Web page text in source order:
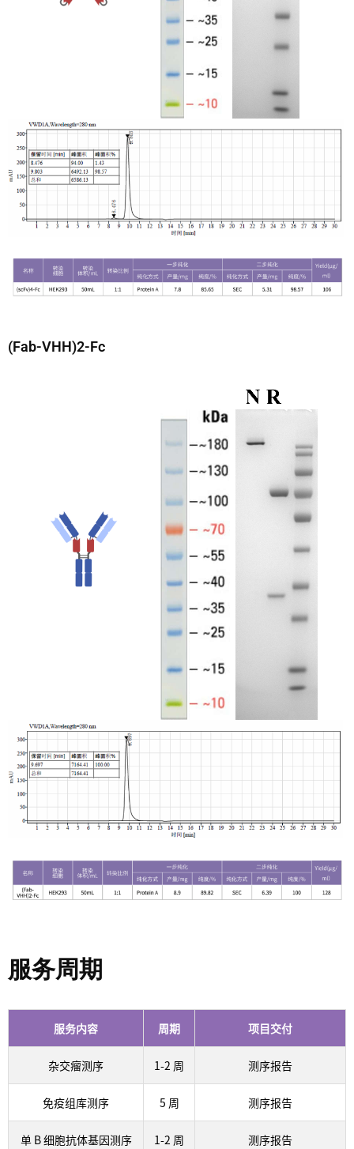
(Fab-VHH)2-Fc
服务周期
服务内容 周期 项目交付
杂交瘤测序 1-2 周 测序报告
免疫组库测序 5 周 测序报告
单 B 细胞抗体基因测序 1-2 周 测序报告